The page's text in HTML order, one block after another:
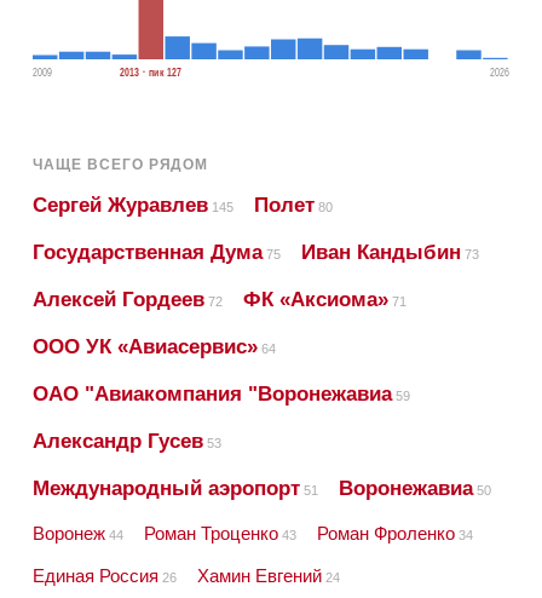
2009 2013 · пик 127 2026
ЧАЩЕ ВСЕГО РЯДОМ
Сергей Журавлев 145 Полет 80
Государственная Дума75 Иван Кандыбин 73
Алексей Гордеев 72 ФК «Аксиома» 71
ООО УК «Авиасервис» 64
ОАО "Авиакомпания "Воронежавиа59
Александр Гусев 53
Международный аэропорт 51 Воронежавиа50
Воронеж 44 Роман Троценко 43 Роман Фроленко 34
Единая Россия 26 Хамин Евгений 24